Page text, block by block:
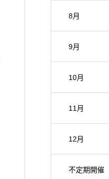
8月
9月
10月
11月
12月
不定期開催